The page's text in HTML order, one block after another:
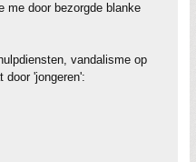
me door bezorgde blanke
vandalisme op
door 'jongeren':